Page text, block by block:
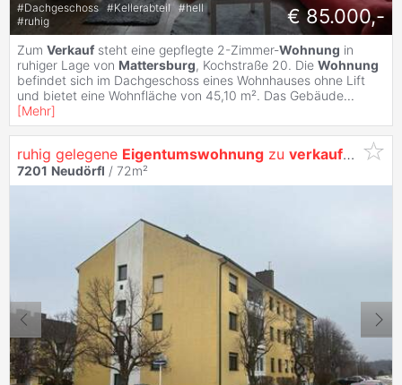
#Dachgeschoss #Kellerabteil #hell
#ruhig € 85.000,-
Zum Verkauf steht eine gepflegte 2-Zimmer-Wohnung in
ruhiger Lage von Mattersburg, Kochstraße 20. Die Wohnung
befindet sich im Dachgeschoss eines Wohnhauses ohne Lift
und bietet eine Wohnfläche von 45,10 m². Das Gebäude...
[Mehr]
ruhig gelegene Eigentumswohnung zu verkaufen
7201 Neudörfl / 72m²